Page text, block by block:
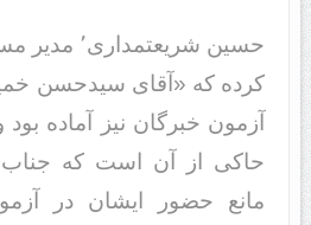
حسین
کرده که «آقای سیدحسن
آزمون خبرگان نیز آماده
حاکی از آن است که
مانع حضور ایشان در